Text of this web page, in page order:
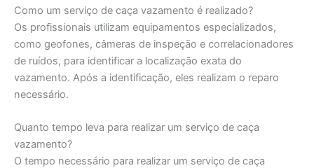
Como um serviço de caça vazamento é realizado?
Os profissionais utilizam equipamentos especializados,
como geofones, câmeras de inspeção e correlacionadores
de ruídos, para identificar a localização exata do
vazamento. Após a identificação, eles realizam o reparo
necessário.
Quanto tempo leva para realizar um serviço de caça
vazamento?
O tempo necessário para realizar um serviço de caça